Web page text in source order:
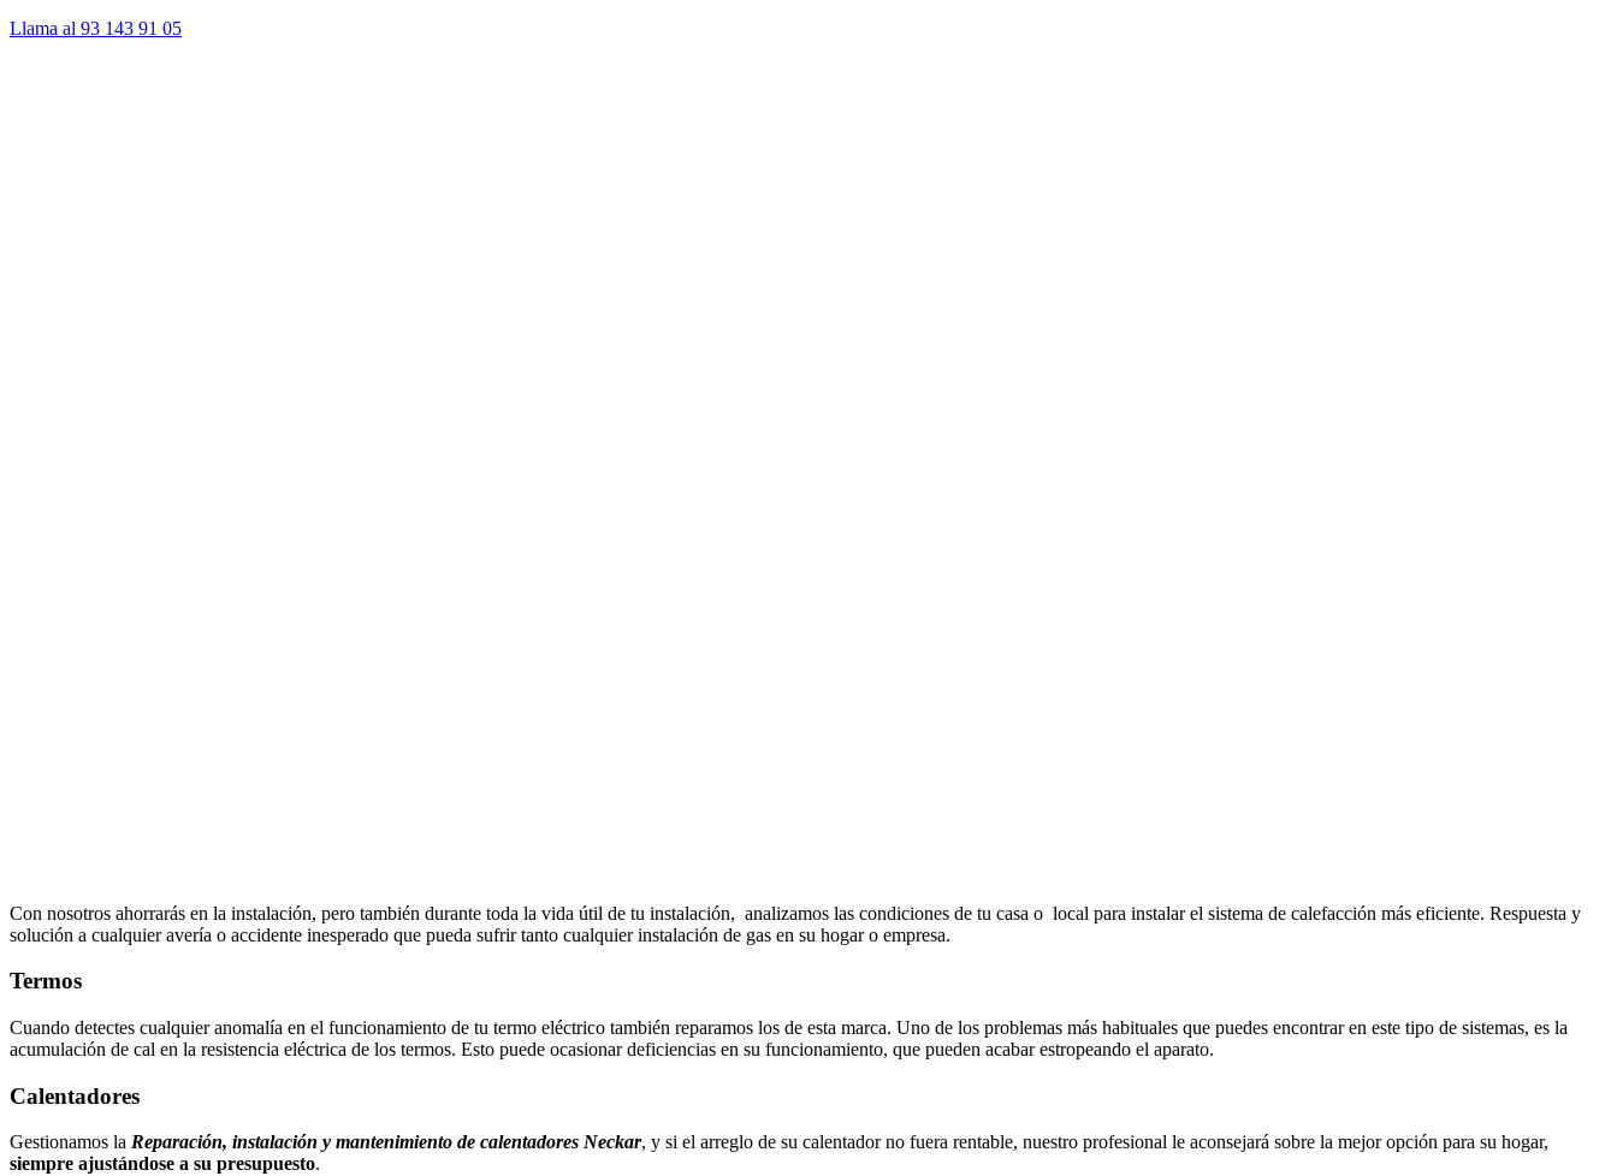
Llama al 93 143 91 05
Con nosotros ahorrarás en la instalación, pero también durante toda la vida útil de tu instalación, analizamos las condiciones de tu casa o local para instalar el sistema de calefacción más eficiente. Respuesta y
solución a cualquier avería o accidente inesperado que pueda sufrir tanto cualquier instalación de gas en su hogar o empresa.
Termos
Cuando detectes cualquier anomalía en el funcionamiento de tu termo eléctrico también reparamos los de esta marca. Uno de los problemas más habituales que puedes encontrar en este tipo de sistemas, es la
acumulación de cal en la resistencia eléctrica de los termos. Esto puede ocasionar deficiencias en su funcionamiento, que pueden acabar estropeando el aparato.
Calentadores
Gestionamos la Reparación, instalación y mantenimiento de calentadores Neckar, y si el arreglo de su calentador no fuera rentable, nuestro profesional le aconsejará sobre la mejor opción para su hogar,
siempre ajustándose a su presupuesto.